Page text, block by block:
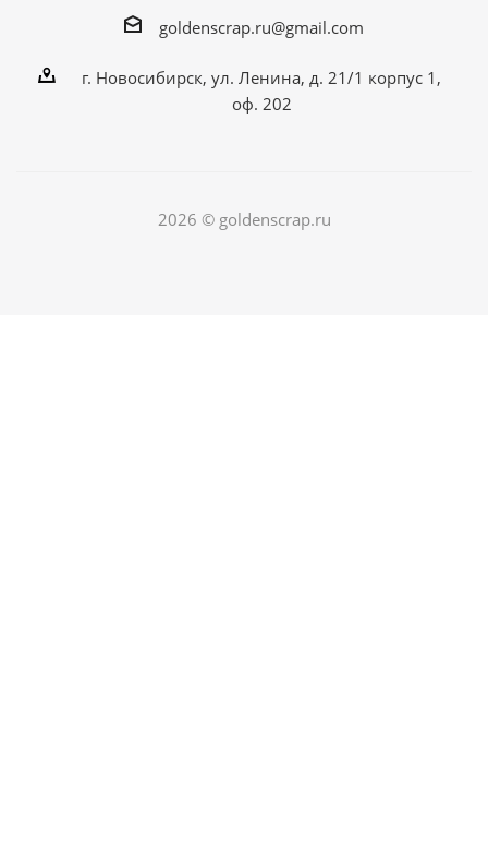
goldenscrap.ru@gmail.com
г. Новосибирск, ул. Ленина, д. 21/1 корпус 1,
оф. 202
2026 © goldenscrap.ru